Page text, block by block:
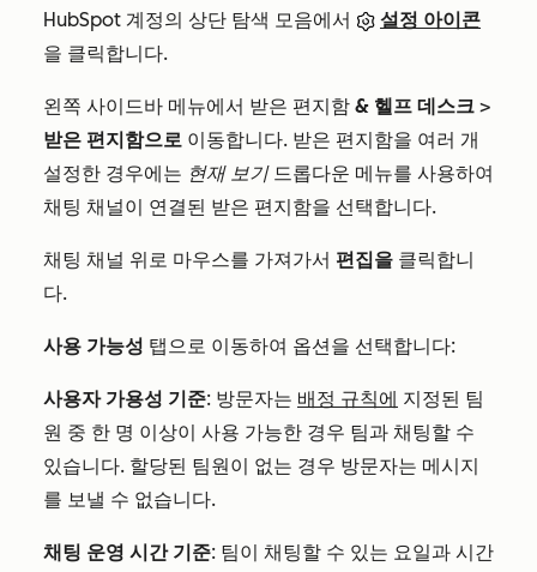
HubSpot 계정의 상단 탐색 모음에서
설정 아이콘
을 클릭합니다.
왼쪽 사이드바 메뉴에서 받은 편지함 & 헬프 데스크 >
받은 편지함으로 이동합니다. 받은 편지함을 여러 개
설정한 경우에는 현재 보기드롭다운 메뉴를 사용하여
채팅 채널이 연결된 받은 편지함을 선택합니다.
채팅 채널 위로 마우스를 가져가서 편집을 클릭합니
다.
사용 가능성 탭으로 이동하여 옵션을 선택합니다:
사용자 가용성 기준: 방문자는 배정 규칙에 지정된 팀
원 중 한 명 이상이 사용 가능한 경우 팀과 채팅할 수
있습니다. 할당된 팀원이 없는 경우 방문자는 메시지
를 보낼 수 없습니다.
채팅 운영 시간 기준: 팀이 채팅할 수 있는 요일과 시간